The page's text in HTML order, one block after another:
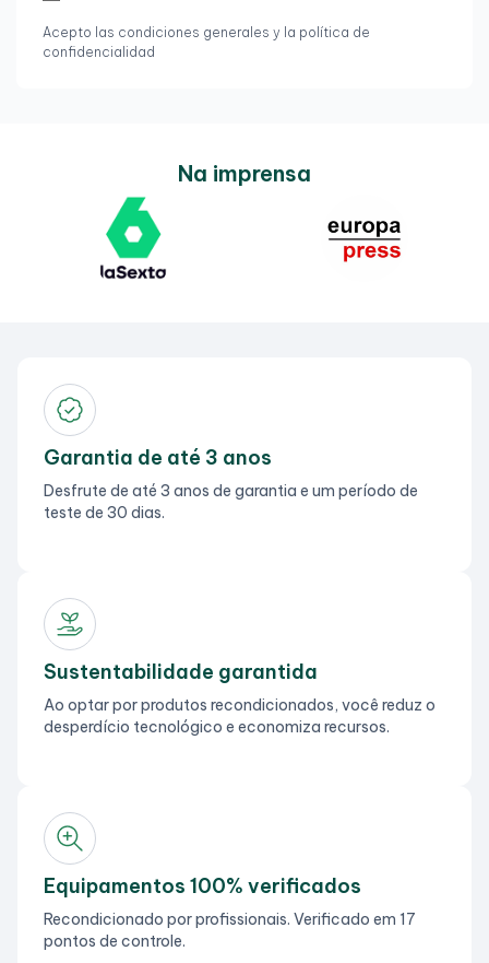
Acepto las condiciones generales y la política de
confidencialidad
Na imprensa
Garantia de até 3 anos
Desfrute de até 3 anos de garantia e um período de
teste de 30 dias.
Sustentabilidade garantida
Ao optar por produtos recondicionados, você reduz o
desperdício tecnológico e economiza recursos.
Equipamentos 100% verificados
Recondicionado por profissionais. Verificado em 17
pontos de controle.